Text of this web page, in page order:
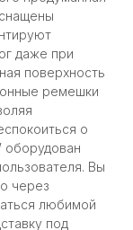
даже при
поверхность
ремешки
о
оборудован
Вы
через
любимой
под